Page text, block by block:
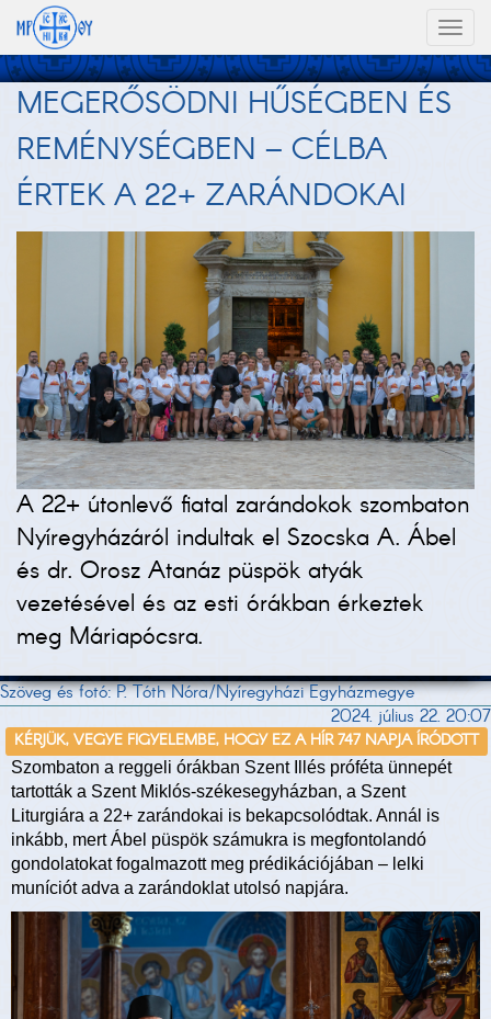
MEGERŐSÖDNI HŰSÉGBEN ÉS
REMÉNYSÉGBEN – CÉLBA
ÉRTEK A 22+ ZARÁNDOKAI
A 22+ útonlevő fiatal zarándokok szombaton
Nyíregyházáról indultak el Szocska A. Ábel
és dr. Orosz Atanáz püspök atyák
vezetésével és az esti órákban érkeztek
meg Máriapócsra.
Szöveg és fotó: P. Tóth Nóra/Nyíregyházi Egyházmegye
2024. július 22. 20:07
KÉRJÜK, VEGYE FIGYELEMBE, HOGY EZ A HÍR 747 NAPJA ÍRÓDOTT
Szombaton a reggeli órákban Szent Illés próféta ünnepét
tartották a Szent Miklós-székesegyházban, a Szent
Liturgiára a 22+ zarándokai is bekapcsolódtak. Annál is
inkább, mert Ábel püspök számukra is megfontolandó
gondolatokat fogalmazott meg prédikációjában – lelki
muníciót adva a zarándoklat utolsó napjára.